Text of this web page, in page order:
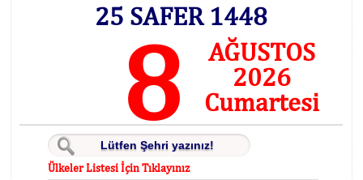
25 SAFER 1448
8
AĞUSTOS
2026
Cumartesi
Ülkeler Listesi İçin Tıklayınız